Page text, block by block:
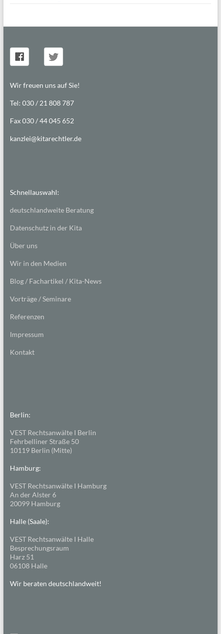
Wir freuen uns auf Sie!
Tel: 030 / 21 808 787
Fax 030 / 44 045 652
kanzlei@kitarechtler.de
Schnellauswahl:
deutschlandweite Beratung
Datenschutz in der Kita
Über uns
Wir in den Medien
Blog / Fachartikel / Kita-News
Vorträge / Seminare
Referenzen
Impressum
Kontakt
Berlin:
VEST Rechtsanwälte I Berlin
Fehrbelliner Straße 50
10119 Berlin (Mitte)
Hamburg:
VEST Rechtsanwälte I Hamburg
An der Alster 6
20099 Hamburg
Halle (Saale):
VEST Rechtsanwälte I Halle
Besprechungsraum
Harz 51
06108 Halle
Wir beraten deutschlandweit!